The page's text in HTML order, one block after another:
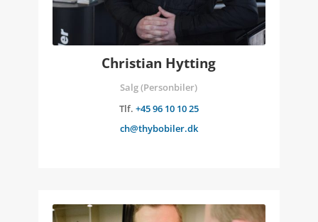
Christian Hytting
Salg (Personbiler)
Tlf. +45 96 10 10 25
ch@thybobiler.dk